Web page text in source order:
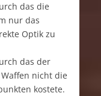
das die
nur das
Optik zu
das der
nicht die
kostete.